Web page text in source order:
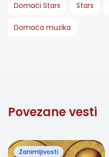
Domaći Stars Stars
Domaća muzika
Povezane vesti
Zanimljivosti